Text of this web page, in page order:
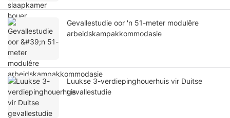
Gevallestudie oor 'n 51-meter modulêre
arbeidskampakkommodasie
Luukse 3-verdiepinghouerhuis vir Duitse
gevallestudie